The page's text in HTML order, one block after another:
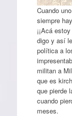
Cuando
siempre
¡¡Acá
digo y así
política a
militan a
que es
que pierde
cuando
meses.